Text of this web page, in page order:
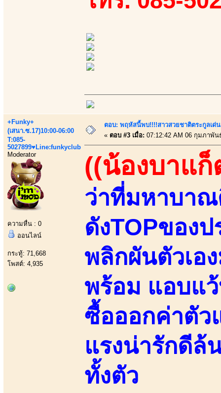
+Funky+
(เสนา.ซ.17)10:00-06:00
T:085-
5027899♥Line:funkyclub
Moderator
ความหื่น : 0
ออนไลน์
กระทู้: 71,668
โพสต์: 4,935
ตอบ: พฤหัสนี้พบ!!!!สาวสวยชาติตระกูลเด่
« ตอบ #3 เมื่อ: 07:12:42 AM 06 กุมภาพัน
((น้องบาแก็
ว่าที่มหาบา
ดังTOPของ
พลิกผันตัวเอ
พร้อม แอบแ
ซื้อออกค่าตัว
แรงน่ารักดีล้
ทั้งตัว